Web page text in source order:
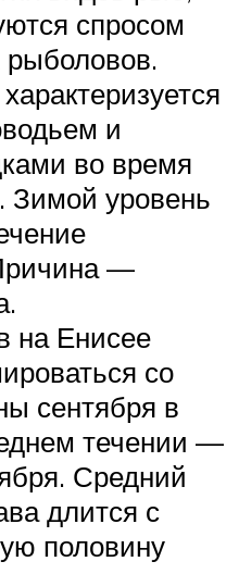
спросом
и
во время
Зимой уровень
—
на Енисее
со
сентября в
течении —
Средний
длится с
половину